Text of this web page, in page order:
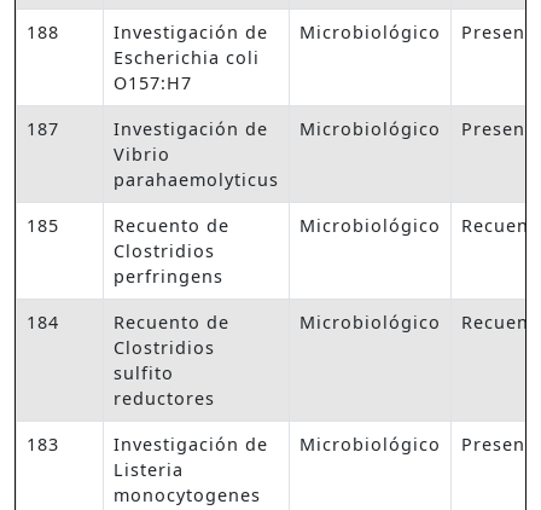
188
Investigación de
Escherichia coli
O157:H7
Microbiológico
187
Investigación de
Vibrio
parahaemolyticus
Microbiológico
185
Recuento de
Clostridios
perfringens
Microbiológico
184
Recuento de
Clostridios
sulfito
reductores
Microbiológico
183
Investigación de
Listeria
monocytogenes
Microbiológico